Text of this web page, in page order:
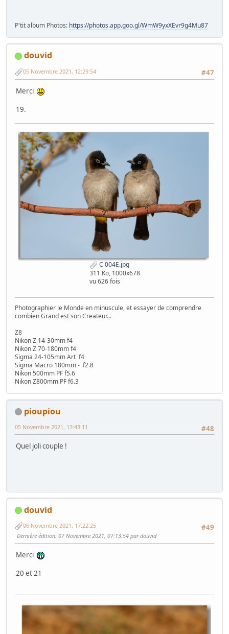
P'tit album Photos: https://photos.app.goo.gl/WmW9yxXEvr9g4Mu87
douvid
#47
05 Novembre 2021, 12:29:54
Merci
19.
C 004E.jpg
311 Ko, 1000x678
vu 626 fois
Photographier le Monde en minuscule, et essayer de comprendre
combien Grand est son Createur...
Z8
Nikon Z 14-30mm f4
Nikon Z 70-180mm f4
Sigma 24-105mm Art f4
Sigma Macro 180mm - f2.8
Nikon 500mm PF f5.6
Nikon Z800mm PF f6.3
pioupiou
#48
05 Novembre 2021, 13:43:11
Quel joli couple !
douvid
#49
06 Novembre 2021, 17:22:25
Dernière édition: 07 Novembre 2021, 07:13:54 par douvid
Merci
20 et 21